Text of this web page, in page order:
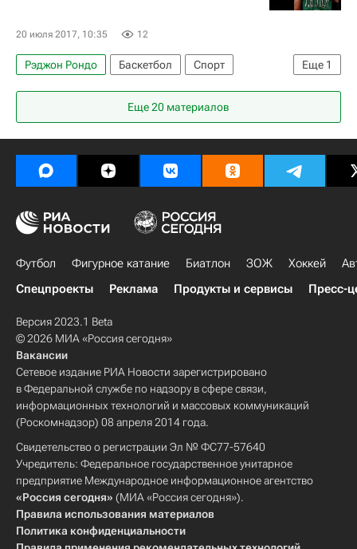
20 июля 2017, 10:35 12
Еще 1
Рэджон Рондо Баскетбол
Спорт
Нью-Орлеан Пеликанс
Еще 20 материалов
Футбол Фигурное катание Биатлон ЗОЖ Хоккей
Спецпроекты
Реклама Продукты и сервисы Пресс-
Версия 2023.1 Beta
© 2026 МИА «Россия сегодня»
Вакансии
Сетевое издание РИА Новости зарегистрировано
в Федеральной службе по надзору в сфере связи,
информационных технологий и массовых коммуникаций
(Роскомнадзор) 08 апреля 2014 года.
Свидетельство о регистрации Эл № ФС77-57640
Учредитель: Федеральное государственное унитарное
предприятие Международное информационное агентство
«Россия сегодня» (МИА «Россия сегодня»).
Правила использования материалов
Политика конфиденциальности